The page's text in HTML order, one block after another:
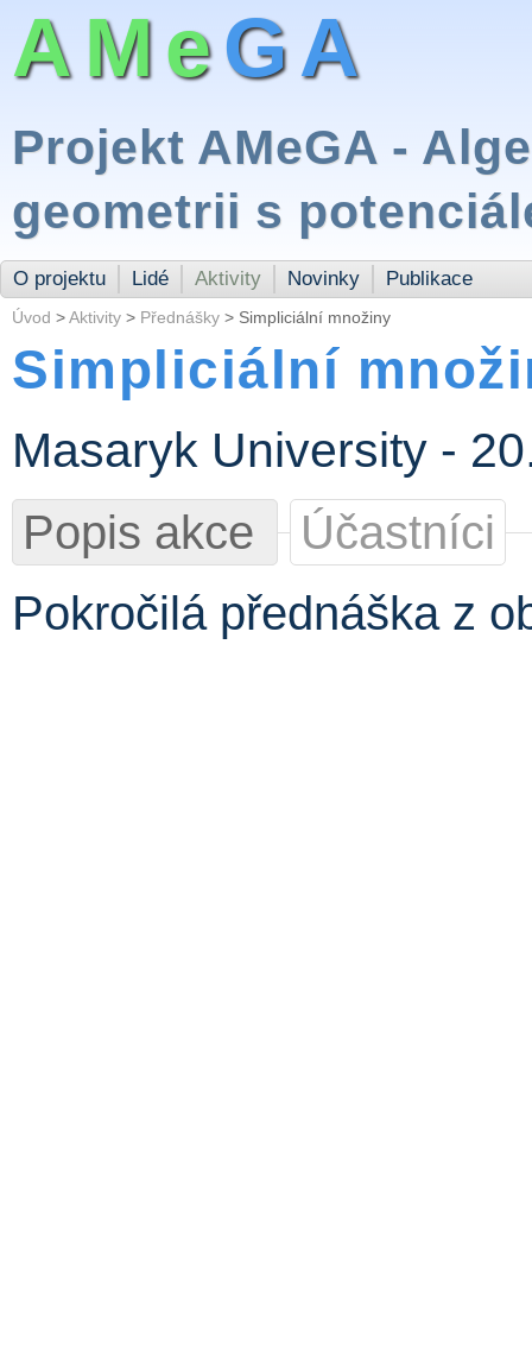
AMeGA
Projekt AMeGA -
geometrii s
O projektu Lidé Aktivity Novinky Publikace
Úvod >Aktivity > Přednášky > Simpliciální množiny
Simpliciální
Masaryk University -
Popis akce
Účastníci
Pokročilá přednáška z